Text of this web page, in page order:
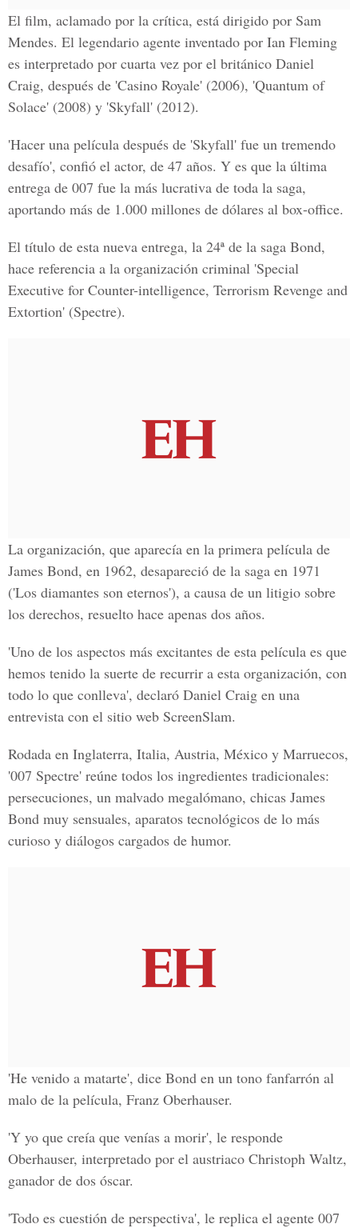
El film, aclamado por la crítica, está dirigido por Sam
Mendes. El legendario agente inventado por Ian Fleming
es interpretado por cuarta vez por el británico Daniel
Craig, después de 'Casino Royale' (2006), 'Quantum of
Solace' (2008) y 'Skyfall' (2012).
'Hacer una película después de 'Skyfall' fue un tremendo
desafío', confió el actor, de 47 años. Y es que la última
entrega de 007 fue la más lucrativa de toda la saga,
aportando más de 1.000 millones de dólares al box-office.
El título de esta nueva entrega, la 24ª de la saga Bond,
hace referencia a la organización criminal 'Special
Executive for Counter-intelligence, Terrorism Revenge and
Extortion' (Spectre).
La organización, que aparecía en la primera película de
James Bond, en 1962, desapareció de la saga en 1971
('Los diamantes son eternos'), a causa de un litigio sobre
los derechos, resuelto hace apenas dos años.
'Uno de los aspectos más excitantes de esta película es que
hemos tenido la suerte de recurrir a esta organización, con
todo lo que conlleva', declaró Daniel Craig en una
entrevista con el sitio web ScreenSlam.
Rodada en Inglaterra, Italia, Austria, México y Marruecos,
'007 Spectre' reúne todos los ingredientes tradicionales:
persecuciones, un malvado megalómano, chicas James
Bond muy sensuales, aparatos tecnológicos de lo más
curioso y diálogos cargados de humor.
'He venido a matarte', dice Bond en un tono fanfarrón al
malo de la película, Franz Oberhauser.
'Y yo que creía que venías a morir', le responde
Oberhauser, interpretado por el austriaco Christoph Waltz,
ganador de dos óscar.
'Todo es cuestión de perspectiva', le replica el agente 007